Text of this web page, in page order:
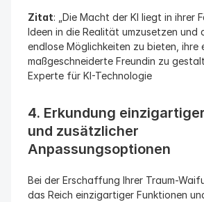
Zitat: „Die Macht der KI liegt in ihrer
Ideen in die Realität umzusetzen und
endlose Möglichkeiten zu bieten, ihre
maßgeschneiderte Freundin zu
Experte für KI-Technologie
4. Erkundung
und zusätzlicher
Anpassungsoptionen
Bei der Erschaffung Ihrer Traum-
das Reich einzigartiger Funktionen